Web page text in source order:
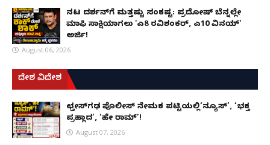
ನಟ ದರ್ಶನ್‌ಗೆ ಮತ್ತಷ್ಟು ಸಂಕಷ್ಟ: ಪ್ರದೋಷ್ ಬೆನ್ನಲ್ಲೇ
ಮಾಫಿ ಸಾಕ್ಷಿಯಾಗಲು 'ಎ8 ರವಿಶಂಕರ್, ಎ10 ವಿನಯ್'
ಅರ್ಜಿ!
August 06, 2026
ದೇಶ ವಿದೇಶ
ಛತ್ತೀಸ್‌ಗಢ ಪೊಲೀಸ್ ನೇಮಕ ಪಟ್ಟಿಯಲ್ಲಿ‘ನ್ಯೂಸ್’, ‘ಭಕ್ತ
ಪ್ರಹ್ಲಾದ’, ‘ಹೇ ರಾಮ್’!
August 07, 2026